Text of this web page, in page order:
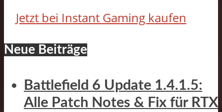
Jetzt bei Instant Gaming kaufen
Neue Beiträge
Battlefield 6 Update 1.4.1.5:
Alle Patch Notes & Fix für RTX